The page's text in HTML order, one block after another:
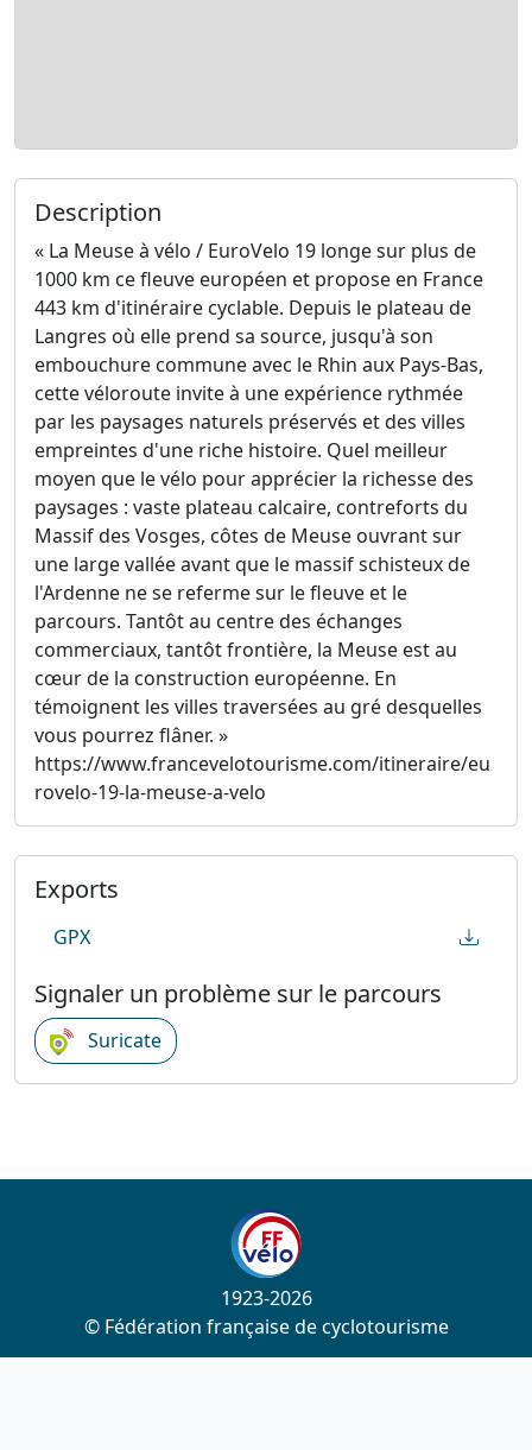
Description
« La Meuse à vélo / EuroVelo 19 longe sur plus de
1000 km ce fleuve européen et propose en France
443 km d'itinéraire cyclable. Depuis le plateau de
Langres où elle prend sa source, jusqu'à son
embouchure commune avec le Rhin aux Pays-Bas,
cette véloroute invite à une expérience rythmée
par les paysages naturels préservés et des villes
empreintes d'une riche histoire. Quel meilleur
moyen que le vélo pour apprécier la richesse des
paysages : vaste plateau calcaire, contreforts du
Massif des Vosges, côtes de Meuse ouvrant sur
une large vallée avant que le massif schisteux de
l'Ardenne ne se referme sur le fleuve et le
parcours. Tantôt au centre des échanges
commerciaux, tantôt frontière, la Meuse est au
cœur de la construction européenne. En
témoignent les villes traversées au gré desquelles
vous pourrez flâner. »
https://www.francevelotourisme.com/itineraire/eu
rovelo-19-la-meuse-a-velo
Exports
GPX
Signaler un problème sur le parcours
Suricate
1923-2026
© Fédération française de cyclotourisme